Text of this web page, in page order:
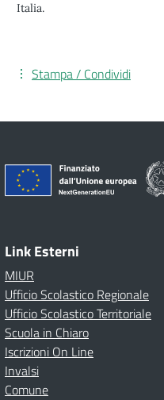
Italia.
Stampa / Condividi
Link Esterni
MIUR
Ufficio Scolastico Regionale
Ufficio Scolastico Territoriale
Scuola in Chiaro
Iscrizioni On Line
Invalsi
Comune